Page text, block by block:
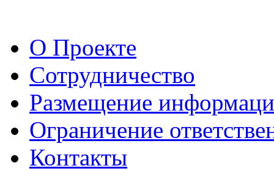
О Проекте
Сотрудничество
Размещение
Ограничение
Контакты